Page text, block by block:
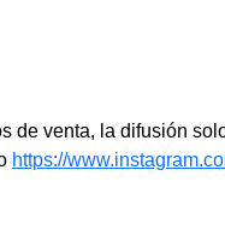
de venta, la difusión
https://